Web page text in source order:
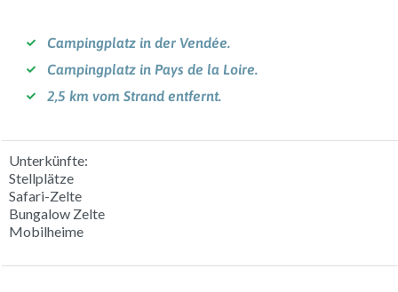
Campingplatz in der Vendée.
Campingplatz in Pays de la Loire.
2,5 km vom Strand entfernt.
Unterkünfte:
Stellplätze
Safari-Zelte
Bungalow Zelte
Mobilheime